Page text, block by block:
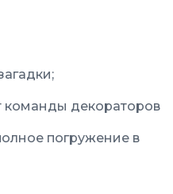
команды декораторов
погружение в